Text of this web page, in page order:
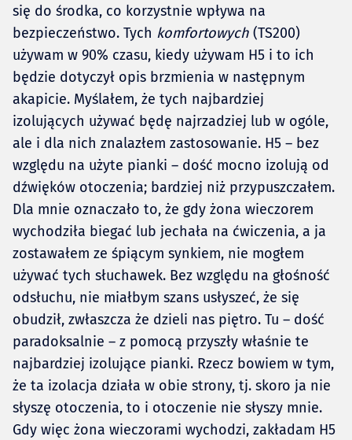
się do środka, co korzystnie wpływa na
bezpieczeństwo. Tych komfortowych (TS200)
używam w 90% czasu, kiedy używam H5 i to ich
będzie dotyczył opis brzmienia w następnym
akapicie. Myślałem, że tych najbardziej
izolujących używać będę najrzadziej lub w ogóle,
ale i dla nich znalazłem zastosowanie. H5 – bez
względu na użyte pianki – dość mocno izolują od
dźwięków otoczenia; bardziej niż przypuszczałem.
Dla mnie oznaczało to, że gdy żona wieczorem
wychodziła biegać lub jechała na ćwiczenia, a ja
zostawałem ze śpiącym synkiem, nie mogłem
używać tych słuchawek. Bez względu na głośność
odsłuchu, nie miałbym szans usłyszeć, że się
obudził, zwłaszcza że dzieli nas piętro. Tu – dość
paradoksalnie – z pomocą przyszły właśnie te
najbardziej izolujące pianki. Rzecz bowiem w tym,
że ta izolacja działa w obie strony, tj. skoro ja nie
słyszę otoczenia, to i otoczenie nie słyszy mnie.
Gdy więc żona wieczorami wychodzi, zakładam H5